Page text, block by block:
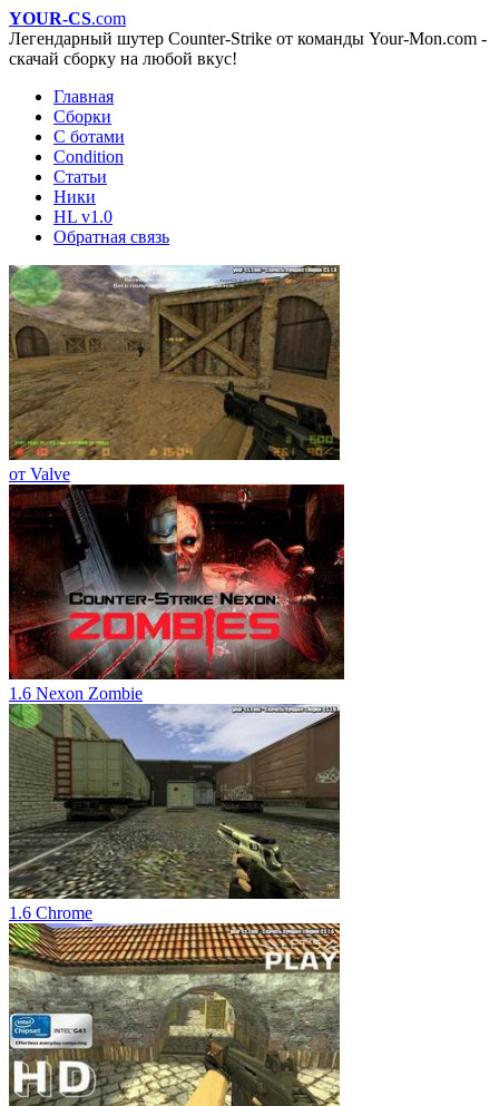
YOUR-CS.com
Легендарный шутер Counter-Strike от команды Your-Mon.com -
скачай сборку на любой вкус!
Главная
Сборки
С ботами
Condition
Статьи
Ники
HL v1.0
Обратная связь
от Valve
1.6 Nexon Zombie
1.6 Chrome